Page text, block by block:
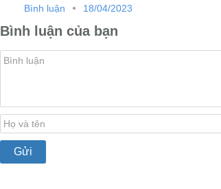
Bình luận 18/04/2023
Bình luận của bạn